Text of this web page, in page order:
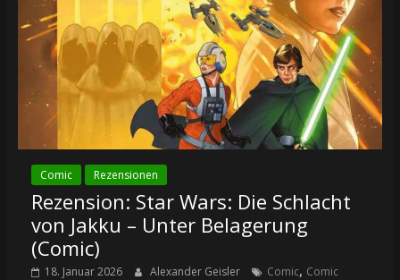
Comic Rezensionen
Rezension: Star Wars: Die Schlacht
von Jakku – Unter Belagerung
(Comic)
18. Januar 2026 Alexander Geisler Comic, Comic